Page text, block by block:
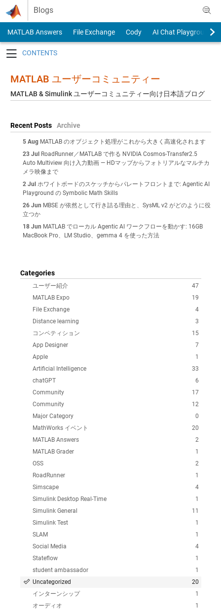
Skip to content
Blogs
MATLAB Answers File Exchange Cody
AI Chat Playground
MATLAB ユーザーコミュニティー
MATLAB & Simulink ユーザーコミュニティー向け日本語ブログ
Recent Posts Archive
5 Aug MATLAB のオブジェクト処理がこれから大きく高速化されます
23 Jul RoadRunner／MATLAB で作る NVIDIA Cosmos-Transfer2.5
Auto Multiview 向け入力動画 — HDマップからフォトリアルなマルチカ
メラ映像まで
2 Jul ホワイトボードのスケッチからパレートフロントまで: Agentic AI
Playground の Symbolic Math Skills
26 Jun MBSE が依然として行き詰る理由と、SysML v2 がどのように役
立つか
18 Jun MATLAB でローカル Agentic AI ワークフローを動かす: 16GB
MacBook Pro、LM Studio、gemma 4 を使った方法
Categories
47
ユーザー紹介
19
MATLAB Expo
4
File Exchange
3
Distance learning
15
コンペティション
7
App Designer
1
Apple
33
Artificial Intelligence
6
chatGPT
17
Community
12
Community
0
Major Category
20
MathWorks イベント
2
MATLAB Answers
1
MATLAB Grader
2
OSS
1
RoadRunner
4
Simscape
1
Simulink Desktop Real-Time
11
Simulink General
1
Simulink Test
1
SLAM
4
Social Media
1
Stateflow
1
student ambassador
20
Uncategorized
1
インターンシップ
1
オーディオ